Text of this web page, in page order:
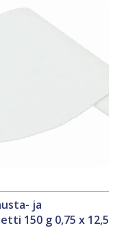
ja
150 g 0,75 x 12,5